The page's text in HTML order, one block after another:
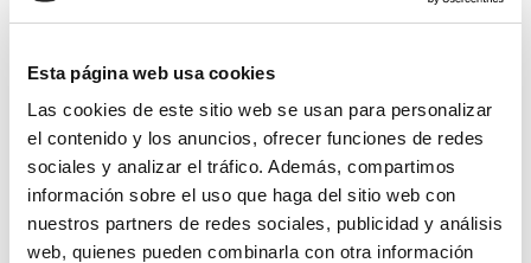
Esta página web usa cookies
Las cookies de este sitio web se usan para personalizar
el contenido y los anuncios, ofrecer funciones de redes
sociales y analizar el tráfico. Además, compartimos
información sobre el uso que haga del sitio web con
nuestros partners de redes sociales, publicidad y análisis
web, quienes pueden combinarla con otra información